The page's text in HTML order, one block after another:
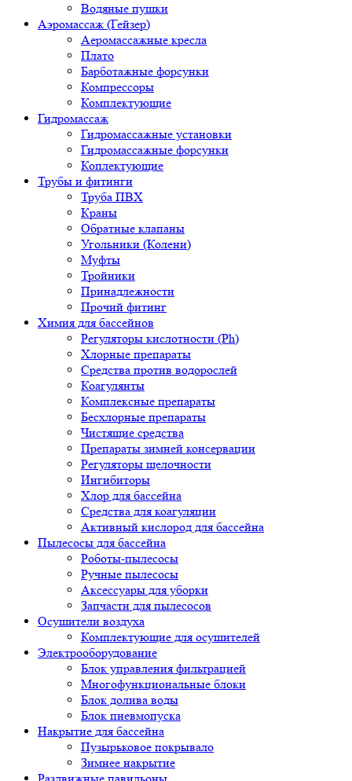
Водяные пушки
Аэромассаж (Гейзер)
Аеромассажные кресла
Плато
Барботажные форсунки
Компрессоры
Комплектующие
Гидромассаж
Гидромассажные установки
Гидромассажные форсунки
Коплектующие
Трубы и фитинги
Труба ПВХ
Краны
Обратные клапаны
Угольники (Колени)
Муфты
Тройники
Принадлежности
Прочий фитинг
Химия для бассейнов
Регуляторы кислотности (Ph)
Хлорные препараты
Средства против водорослей
Коагулянты
Комплексные препараты
Бесхлорные препараты
Чистящие средства
Препараты зимней консервации
Регуляторы щелочности
Ингибиторы
Хлор для бассейна
Средства для коагуляции
Активный кислород для бассейна
Пылесосы для бассейна
Роботы-пылесосы
Ручные пылесосы
Аксессуары для уборки
Запчасти для пылесосов
Осушители воздуха
Комплектующие для осушителей
Электрооборудование
Блок управления фильтрацией
Многофункциональные блоки
Блок долива воды
Блок пневмопуска
Накрытие для бассейна
Пузырьковое покрывало
Зимнее накрытие